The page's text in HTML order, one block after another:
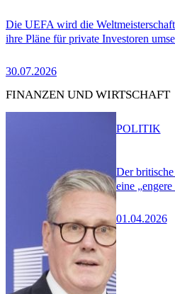
Die UEFA wird die
ihre Pläne für private Investoren
30.07.2026
FINANZEN UND WIRTSCHAFT
Der
eine
01.04.2026
POLITIK